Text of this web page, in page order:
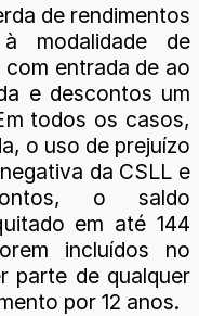
de rendimentos
modalidade de
entrada de ao
e descontos um
todos os casos,
o uso de prejuízo
da CSLL e
o saldo
em até 144
incluídos no
parte de qualquer
por 12 anos.